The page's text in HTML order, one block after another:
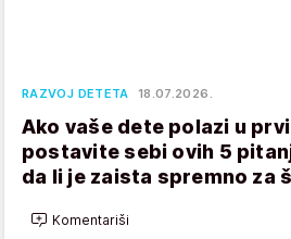
RAZVOJ DETETA 18.07.2026.
Ako vaše dete polazi u
postavite sebi ovih 5
da li je zaista spremno za
Komentariši